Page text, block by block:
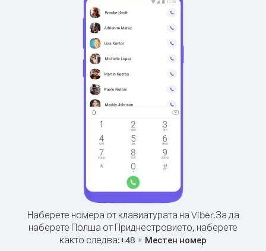
Наберете номера от клавиатурата на Viber.За да
наберете Полша от Приднестровието, наберете
както следва:+48 + Местен номер